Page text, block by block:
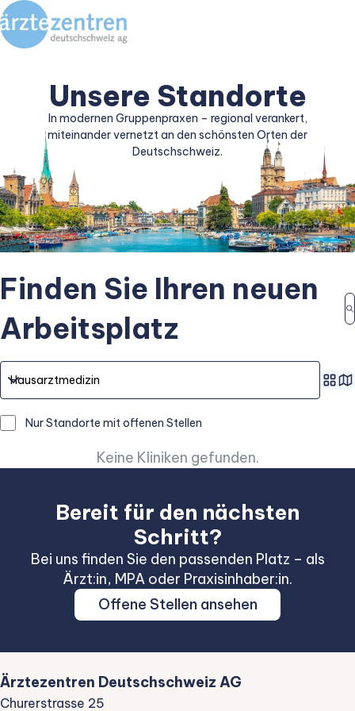
Unsere Standorte
In modernen Gruppenpraxen – regional verankert,
miteinander vernetzt an den schönsten Orten der
Deutschschweiz.
Finden Sie Ihren neuen
Arbeitsplatz
Nur Standorte mit offenen Stellen
Keine Kliniken gefunden.
Bereit für den nächsten
Schritt?
Bei uns finden Sie den passenden Platz – als
Ärzt:in, MPA oder Praxisinhaber:in.
Offene Stellen ansehen
Ärztezentren Deutschschweiz AG
Churerstrasse 25